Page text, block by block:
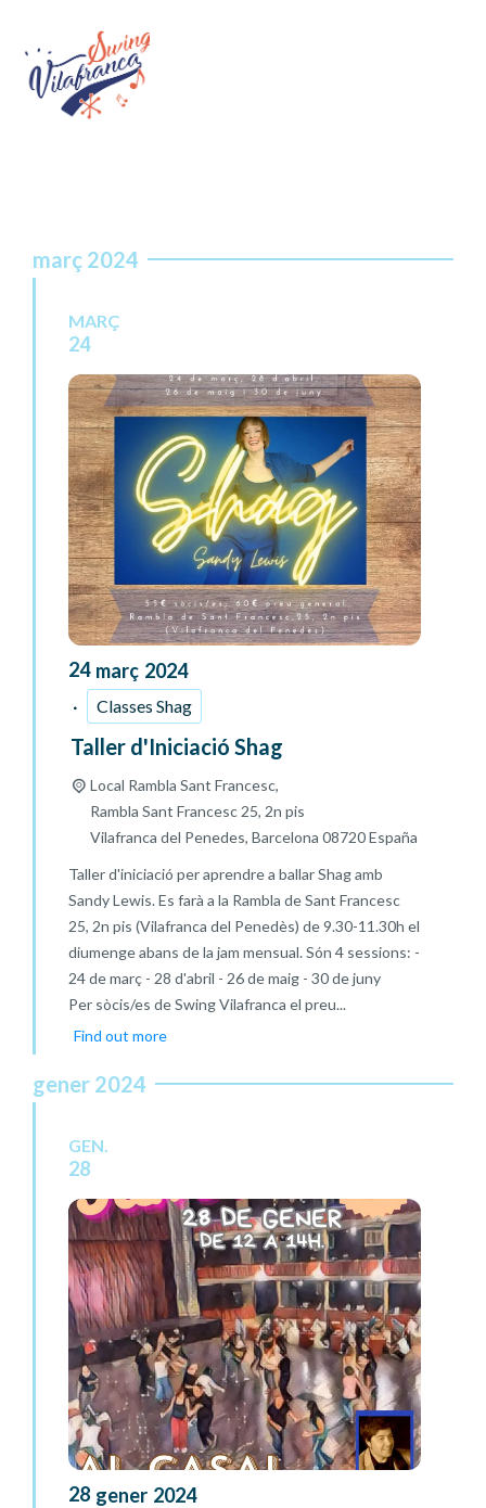
març 2024
MARÇ
24
24 març 2024
Classes Shag
Taller d'Iniciació Shag
Local Rambla Sant Francesc,
Rambla Sant Francesc 25, 2n pis
Vilafranca del Penedes, Barcelona 08720 España
Taller d'iniciació per aprendre a ballar Shag amb
Sandy Lewis. Es farà a la Rambla de Sant Francesc
25, 2n pis (Vilafranca del Penedès) de 9.30-11.30h el
diumenge abans de la jam mensual. Són 4 sessions: -
24 de març - 28 d'abril - 26 de maig - 30 de juny
Per sòcis/es de Swing Vilafranca el preu...
Find out more
gener 2024
GEN.
28
28 gener 2024